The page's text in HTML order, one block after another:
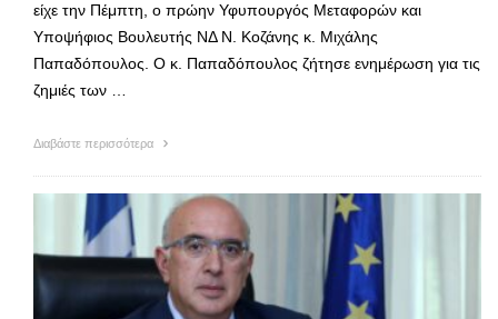
είχε την Πέμπτη, ο πρώην Υφυπουργός Μεταφορών και
Υποψήφιος Βουλευτής ΝΔ Ν. Κοζάνης κ. Μιχάλης
Παπαδόπουλος. Ο κ. Παπαδόπουλος ζήτησε ενημέρωση για τις
ζημιές των …
Διαβάστε περισσότερα